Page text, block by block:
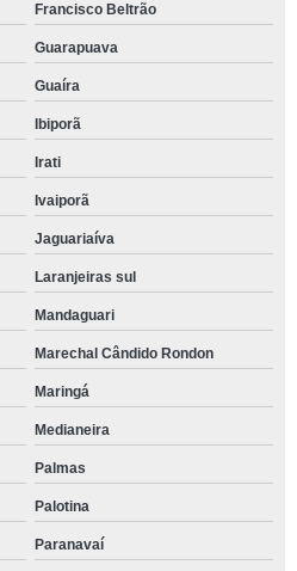
Francisco Beltrão
Guarapuava
Guaíra
Ibiporã
Irati
Ivaiporã
Jaguariaíva
Laranjeiras sul
Mandaguari
Marechal Cândido Rondon
Maringá
Medianeira
Palmas
Palotina
Paranavaí